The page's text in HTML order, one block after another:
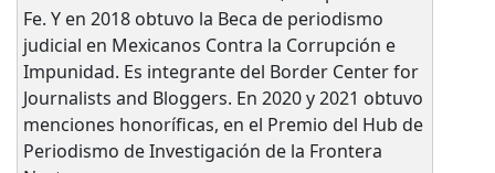
Fe. Y en 2018 obtuvo la Beca de periodismo
judicial en Mexicanos Contra la Corrupción e
Impunidad. Es integrante del Border Center for
Journalists and Bloggers. En 2020 y 2021 obtuvo
menciones honoríficas, en el Premio del Hub de
Periodismo de Investigación de la Frontera